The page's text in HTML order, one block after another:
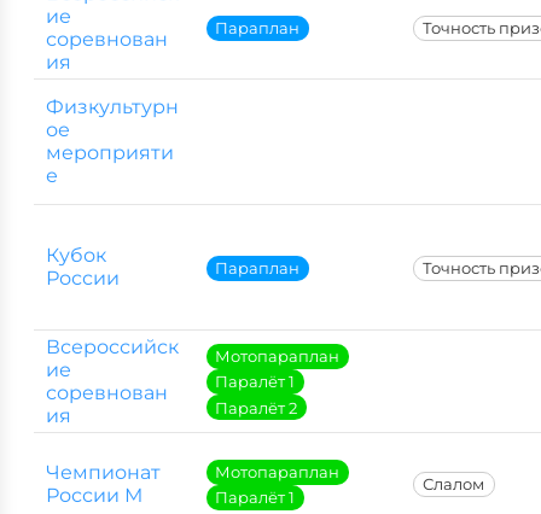
ие
соревнован
ия
Параплан Точность
Физкультурн
ое
мероприяти
е
Кубок
России
Параплан Точность
Всероссийск
ие
соревнован
ия
Мотопараплан
Паралёт 1
Паралёт 2
Чемпионат
России М
Мотопараплан
Паралёт 1
Слалом